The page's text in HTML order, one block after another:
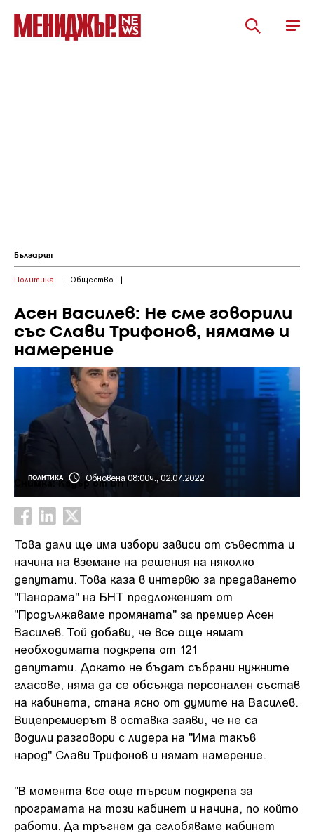
България
Политика | Общество |
Асен Василев: Не сме говорили
със Слави Трифонов, нямаме и
намерение
ПОЛИТИКА Обновена 08:00ч., 02.07.2022
Снимка: Кадър от БНТ
Това дали ще има избори зависи от съвестта и
начина на вземане на решения на няколко
депутати. Това каза в интервю за предаването
"Панорама" на БНТ предложеният от
"Продължаваме промяната" за премиер Асен
Василев. Той добави, че все още нямат
необходимата подкрепа от 121
депутати. Докато не бъдат събрани нужните
гласове, няма да се обсъжда персонален състав
на кабинета, стана ясно от думите на Василев.
Вицепремиерът в оставка заяви, че не са
водили разговори с лидера на "Има такъв
народ" Слави Трифонов и нямат намерение.
"В момента все още търсим подкрепа за
програмата на този кабинет и начина, по който
работи. Да тръгнем да сглобяваме кабинет